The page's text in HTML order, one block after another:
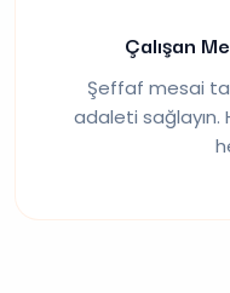
Çalışan
Şeffaf mesai
adaleti